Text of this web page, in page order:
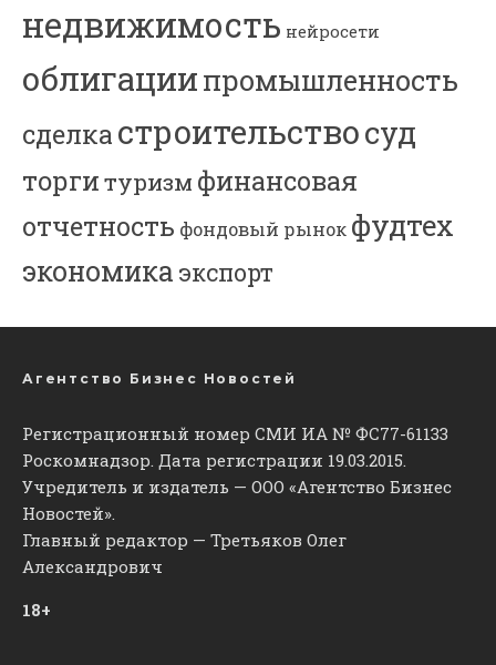
недвижимость нейросети
облигациипромышленность
сделкастроительствосуд
торгитуризм финансовая
отчетность фондовый рынок фудтех
экономика экспорт
Агентство Бизнес Новостей
Регистрационный номер СМИ ИА № ФС77-61133
Роскомнадзор. Дата регистрации 19.03.2015.
Учредитель и издатель — ООО «Агентство Бизнес
Новостей».
Главный редактор — Третьяков Олег
Александрович
18+